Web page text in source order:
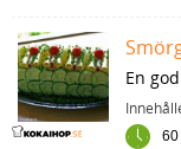
En
60